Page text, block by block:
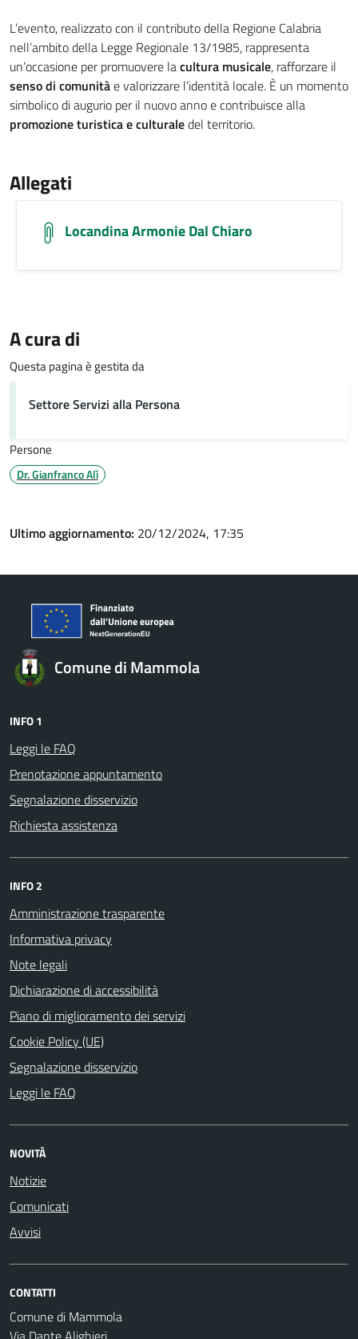
L’evento, realizzato con il contributo della Regione Calabria
nell’ambito della Legge Regionale 13/1985, rappresenta
un’occasione per promuovere lacultura musicale, rafforzare il
senso di comunitàe valorizzare l’identità locale. È un momento
simbolico di augurio per il nuovo anno e contribuisce alla
promozione turistica e culturaledel territorio.
Allegati
Locandina Armonie Dal Chiaro
A cura di
Questa pagina è gestita da
Settore Servizi alla Persona
Persone
Dr. Gianfranco Alì
Ultimo aggiornamento: 20/12/2024, 17:35
Comune di Mammola
INFO 1
Leggi le FAQ
Prenotazione appuntamento
Segnalazione disservizio
Richiesta assistenza
INFO 2
Amministrazione trasparente
Informativa privacy
Note legali
Dichiarazione di accessibilità
Piano di miglioramento dei servizi
Cookie Policy (UE)
Segnalazione disservizio
Leggi le FAQ
NOVITÀ
Notizie
Comunicati
Avvisi
CONTATTI
Comune di Mammola